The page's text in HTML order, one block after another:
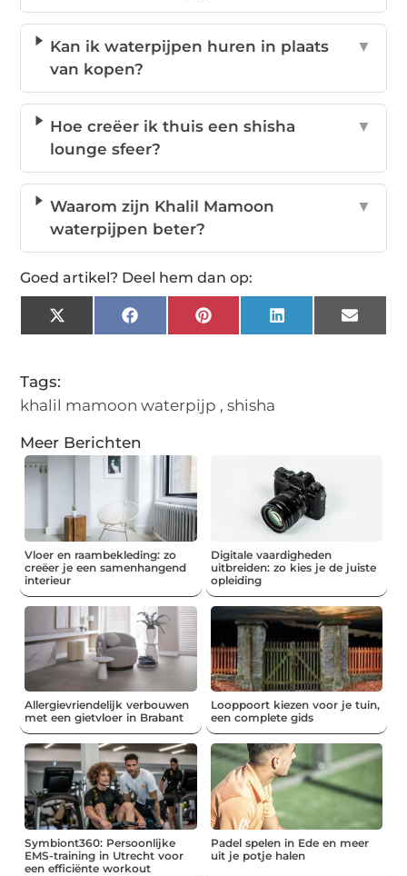
Kan ik waterpijpen huren in plaats
van kopen?
▼
Hoe creëer ik thuis een shisha
lounge sfeer?
▼
Waarom zijn Khalil Mamoon
waterpijpen beter?
▼
Goed artikel? Deel hem dan op:
X
(Twitter)
FacebookPinterestLinkedInEmail
Tags:
khalil mamoon waterpijp ,shisha
Meer Berichten
Vloer en raambekleding: zo
creëer je een samenhangend
interieur
Digitale vaardigheden
uitbreiden: zo kies je de juiste
opleiding
Allergievriendelijk verbouwen
met een gietvloer in Brabant
Looppoort kiezen voor je tuin,
een complete gids
Symbiont360: Persoonlijke
EMS-training in Utrecht voor
een efficiënte workout
Padel spelen in Ede en meer
uit je potje halen